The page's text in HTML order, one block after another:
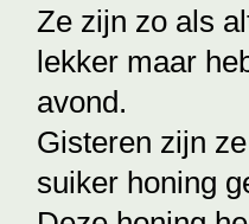
Ze zijn zo als
lekker maar
avond.
Gisteren zijn
suiker honing